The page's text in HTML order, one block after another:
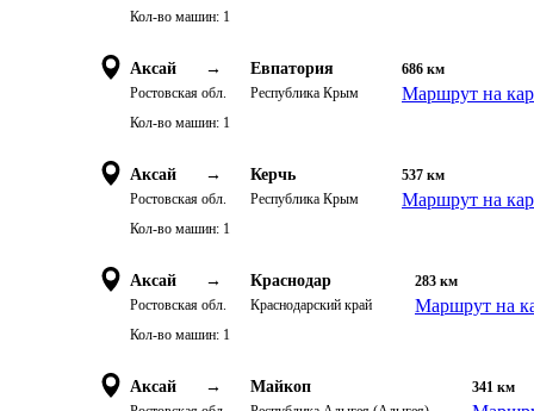
Кол-во машин: 1
Аксай →
Ростовская обл.
Евпатория
Республика Крым
686 км
Маршрут на
Кол-во машин: 1
Аксай →
Ростовская обл.
Керчь
Республика Крым
537 км
Маршрут на
Кол-во машин: 1
Аксай →
Ростовская обл.
Краснодар
Краснодарский край
283 км
Маршрут на
Кол-во машин: 1
Аксай → Майкоп 341 км